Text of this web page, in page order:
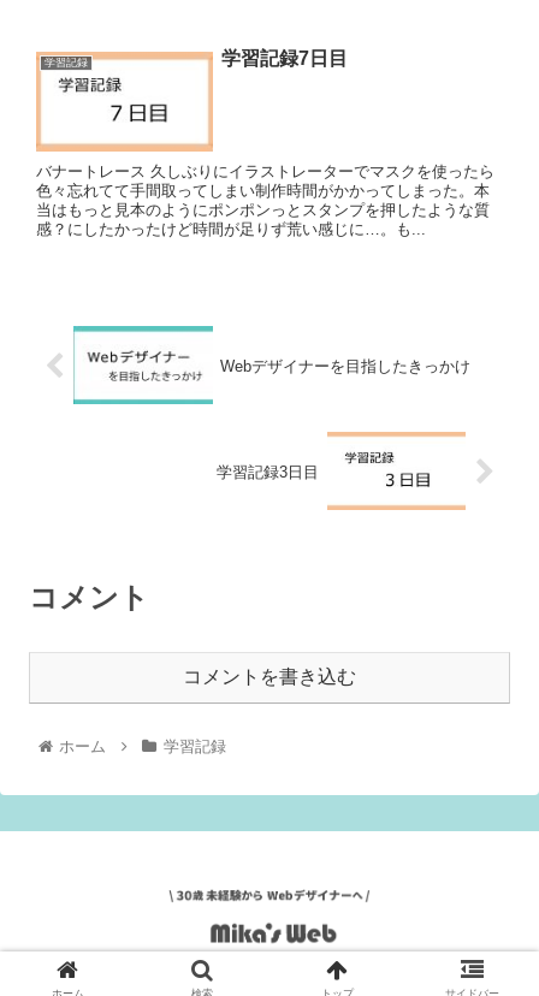
学習記録 学習記録7日目
バナートレース 久しぶりにイラストレーターでマスクを使ったら
色々忘れてて手間取ってしまい制作時間がかかってしまった。本
当はもっと見本のようにポンポンっとスタンプを押したような質
感？にしたかったけど時間が足りず荒い感じに…。も...
Webデザイナーを目指したきっかけ
学習記録3日目
コメント
コメントを書き込む
ホーム 学習記録
© 2021 Mika'sWeb.
ホーム 検索 トップ サイドバー